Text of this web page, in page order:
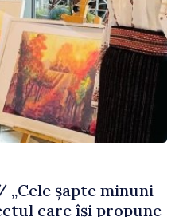
șapte minuni
care își propune